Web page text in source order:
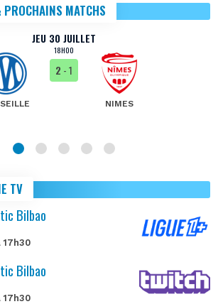
PROCHAINS MATCHS
JEU 30 JUILLET
18H00
2 - 1
NIMES
TV
Bilbao
17h30
Bilbao
17h30